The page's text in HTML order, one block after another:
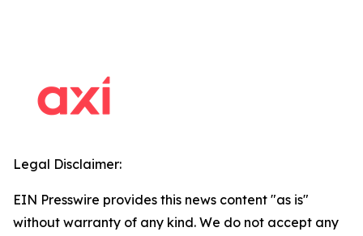
Legal Disclaimer:
EIN Presswire provides this news content "as is"
without warranty of any kind. We do not accept any